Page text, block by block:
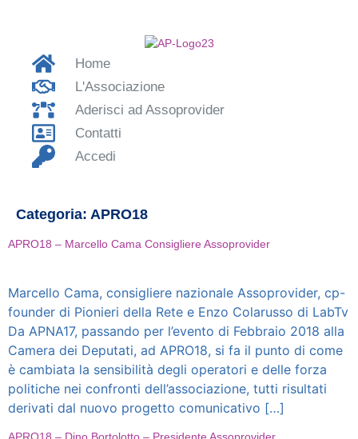
Home
L'Associazione
Aderisci ad Assoprovider
Contatti
Accedi
Categoria: APRO18
APRO18 – Marcello Cama Consigliere Assoprovider
Marcello Cama, consigliere nazionale Assoprovider, cp-
founder di Pionieri della Rete e Enzo Colarusso di LabTv
Da APNA17, passando per l’evento di Febbraio 2018 alla
Camera dei Deputati, ad APRO18, si fa il punto di come
è cambiata la sensibilità degli operatori e delle forza
politiche nei confronti dell’associazione, tutti risultati
derivati dal nuovo progetto comunicativo […]